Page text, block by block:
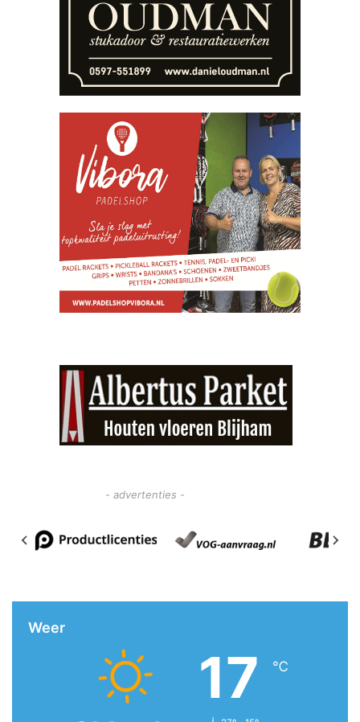
- advertenties -
Weer
17 ℃